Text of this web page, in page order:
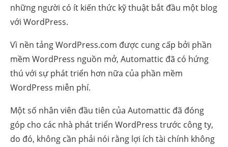
những người có ít kiến ​​thức kỹ thuật bắt đầu một blog
với WordPress.
Vì nền tảng WordPress.com được cung cấp bởi phần
mềm WordPress nguồn mở, Automattic đã có hứng
thú với sự phát triển hơn nữa của phần mềm
WordPress miễn phí.
Một số nhân viên đầu tiên của Automattic đã đóng
góp cho các nhà phát triển WordPress trước công ty,
do đó, không cần phải nói rằng lợi ích tài chính không